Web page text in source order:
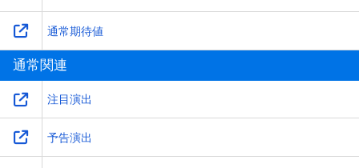
通常期待値
通常関連
注目演出
予告演出